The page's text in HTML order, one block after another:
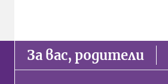
За вас, родители